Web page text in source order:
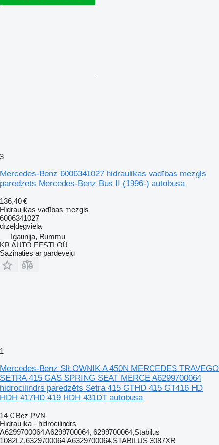
3
Mercedes-Benz 6006341027 hidraulikas vadības mezgls
paredzēts Mercedes-Benz Bus II (1996-) autobusa
136,40 €
Hidraulikas vadības mezgls
6006341027
dīzeļdegviela
Igaunija, Rummu
KB AUTO EESTI OÜ
Sazināties ar pārdevēju
1
Mercedes-Benz SIŁOWNIK A 450N MERCEDES TRAVEGO
SETRA 415 GAS SPRING SEAT MERCE A6299700064
hidrocilindrs paredzēts Setra 415 GTHD 415 GT416 HD
HDH 417HD 419 HDH 431DT autobusa
14 € Bez PVN
Hidraulika - hidrocilindrs
A6299700064 A6299700064, 6299700064,Stabilus
1082LZ,6329700064,A6329700064,STABILUS 3087XR